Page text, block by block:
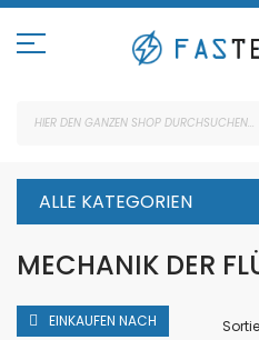
Direkt
Inhalt
ALLE KATEGORIEN
MECHANIK DER
EINKAUFEN NACH